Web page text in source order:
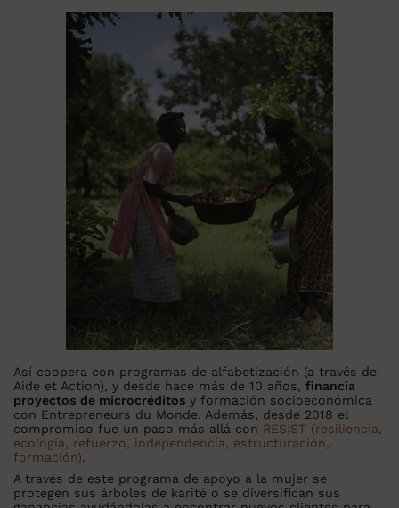
Así coopera con programas de alfabetización (a través de
Aide et Action), y desde hace más de 10 años, financia
proyectos de microcréditos y formación socioeconómica
con Entrepreneurs du Monde. Además, desde 2018 el
compromiso fue un paso más allá con RESIST (resiliencia,
ecología, refuerzo, independencia, estructuración,
formación).
A través de este programa de apoyo a la mujer se
protegen sus árboles de karité o se diversifican sus